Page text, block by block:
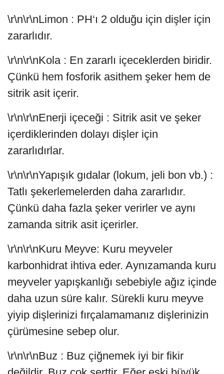
\r\n\r\nLimon : PH‘ı 2 olduğu için dişler için
zararlıdır.
\r\n\r\nKola : En zararlı içeceklerden biridir.
Çünkü hem fosforik asithem şeker hem de
sitrik asit içerir.
\r\n\r\nEnerji içeceği : Sitrik asit ve şeker
içerdiklerinden dolayı dişler için
zararlıdırlar.
\r\n\r\nYapışık gıdalar (lokum, jeli bon vb.) :
Tatlı şekerlemelerden daha zararlıdır.
Çünkü daha fazla şeker verirler ve aynı
zamanda sitrik asit içerirler.
\r\n\r\nKuru Meyve: Kuru meyveler
karbonhidrat ihtiva eder. Aynızamanda kuru
meyveler yapışkanlığı sebebiyle ağız içinde
daha uzun süre kalır. Sürekli kuru meyve
yiyip dişlerinizi fırçalamamanız dişlerinizin
çürümesine sebep olur.
\r\n\r\nBuz : Buz çiğnemek iyi bir fikir